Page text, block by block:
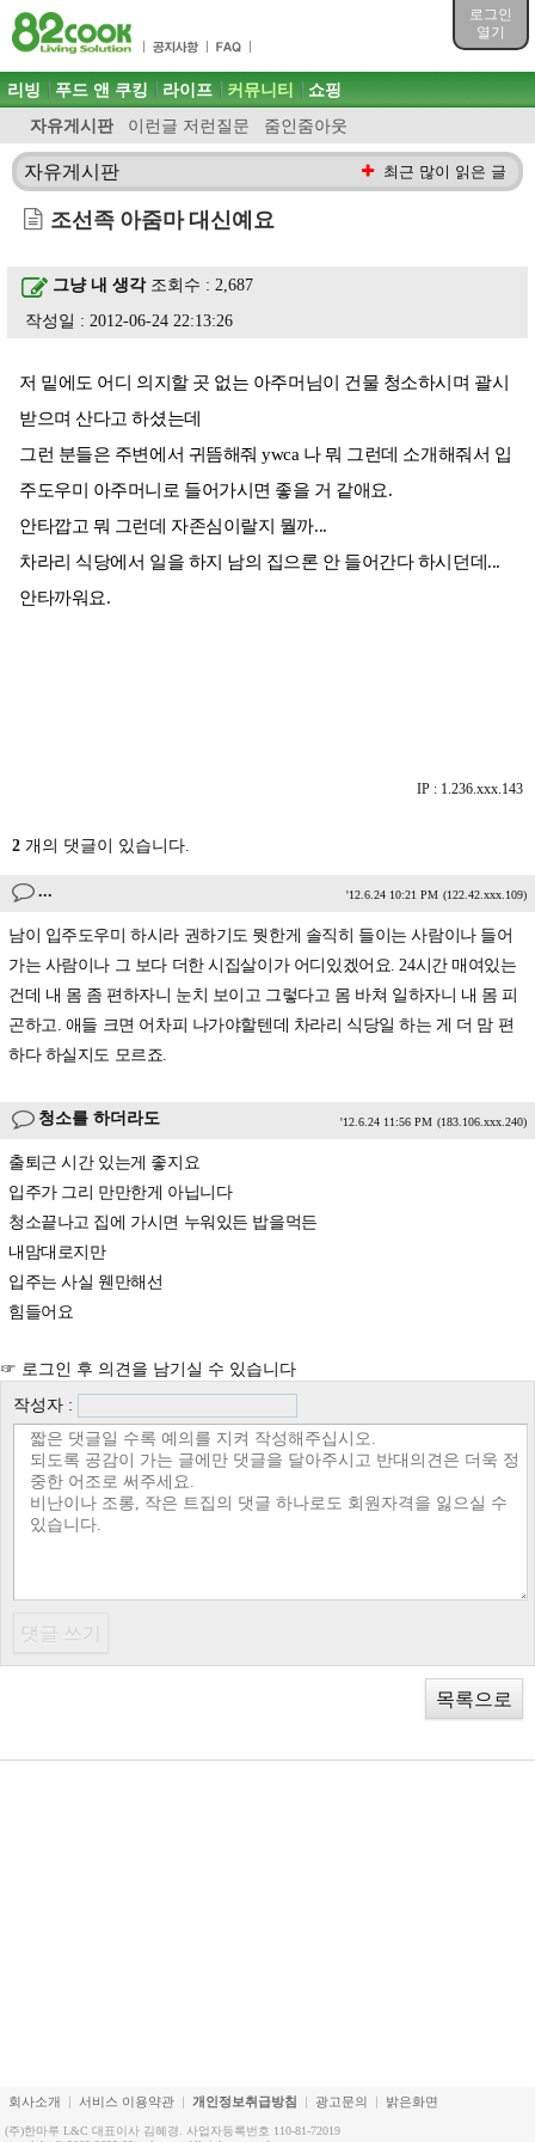
로그인
열기
목차
주메뉴 바로가기
컨텐츠 바로가기
검색 바로가기
로그인 바로가기
주메뉴
리빙 푸드 앤 쿠킹 라이프 커뮤니티
자유게시판 이런글 저런질문 줌인줌아웃
쇼핑
자유게시판 최근 많이 읽은 글
조선족 아줌마 대신예요
그냥 내 생각조회수 : 2,687
작성일 : 2012-06-24 22:13:26
저 밑에도 어디 의지할 곳 없는 아주머님이 건물 청소하시며 괄시
받으며 산다고 하셨는데
그런 분들은 주변에서 귀뜸해줘 ywca 나 뭐 그런데 소개해줘서 입
주도우미 아주머니로 들어가시면 좋을 거 같애요.
안타깝고 뭐 그런데 자존심이랄지 뭘까...
차라리 식당에서 일을 하지 남의 집으론 안 들어간다 하시던데...
안타까워요.
IP : 1.236.xxx.143
2 개의 댓글이 있습니다.
... '12.6.24 10:21 PM (122.42.xxx.109)
남이 입주도우미 하시라 권하기도 뭣한게 솔직히 들이는 사람이나 들어
가는 사람이나 그 보다 더한 시집살이가 어디있겠어요. 24시간 매여있는
건데 내 몸 좀 편하자니 눈치 보이고 그렇다고 몸 바쳐 일하자니 내 몸 피
곤하고. 애들 크면 어차피 나가야할텐데 차라리 식당일 하는 게 더 맘 편
하다 하실지도 모르죠.
청소를 하더라도 '12.6.24 11:56 PM (183.106.xxx.240)
출퇴근 시간 있는게 좋지요
입주가 그리 만만한게 아닙니다
청소끝나고 집에 가시면 누워있든 밥을먹든
내맘대로지만
입주는 사실 웬만해선
힘들어요
☞ 로그인 후 의견을 남기실 수 있습니다
작성자 :
목록으로
회사소개 서비스 이용약관 개인정보취급방침 광고문의 밝은화면
(주)한마루 L&C 대표이사 김혜경. 사업자등록번호 110-81-72019